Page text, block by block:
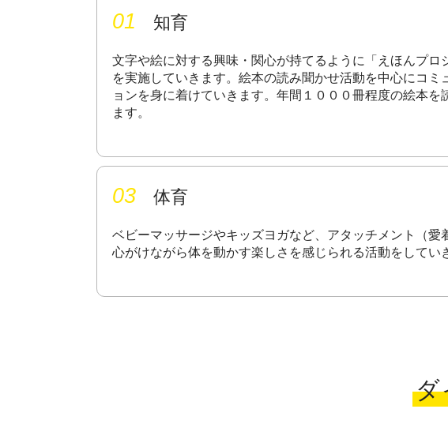
01 知育
文字や絵に対する興味・関心が持てるように「えほんプロ
を実施していきます。絵本の読み聞かせ活動を中心にコミ
ョンを身に着けていきます。年間１０００冊程度の絵本を
ます。
03 体育
ベビーマッサージやキッズヨガなど、アタッチメント（愛
心がけながら体を動かす楽しさを感じられる活動をしてい
ダ